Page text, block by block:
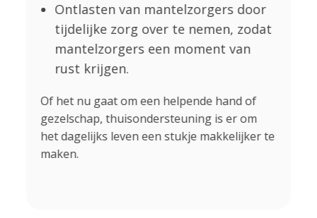
Ontlasten van mantelzorgers door
tijdelijke zorg over te nemen, zodat
mantelzorgers een moment van
rust krijgen.
Of het nu gaat om een helpende hand of
gezelschap, thuisondersteuning is er om
het dagelijks leven een stukje makkelijker te
maken.